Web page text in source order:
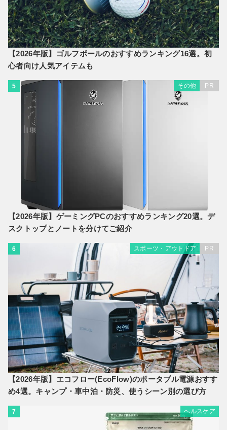
【2026年版】ゴルフボールのおすすめランキング16選。初
心者向け人気アイテムも
5 その他 PR
【2026年版】ゲーミングPCのおすすめランキング20選。デ
スクトップとノートを分けてご紹介
6 スポーツ・アウトドア PR
【2026年版】エコフロー(EcoFlow)のポータブル電源おすす
め4選。キャンプ・車中泊・防災、使うシーン別の選び方
7 ヘルスケア